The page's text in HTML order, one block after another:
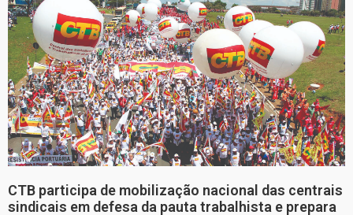
CTB participa de mobilização nacional das centrais
sindicais em defesa da pauta trabalhista e prepara